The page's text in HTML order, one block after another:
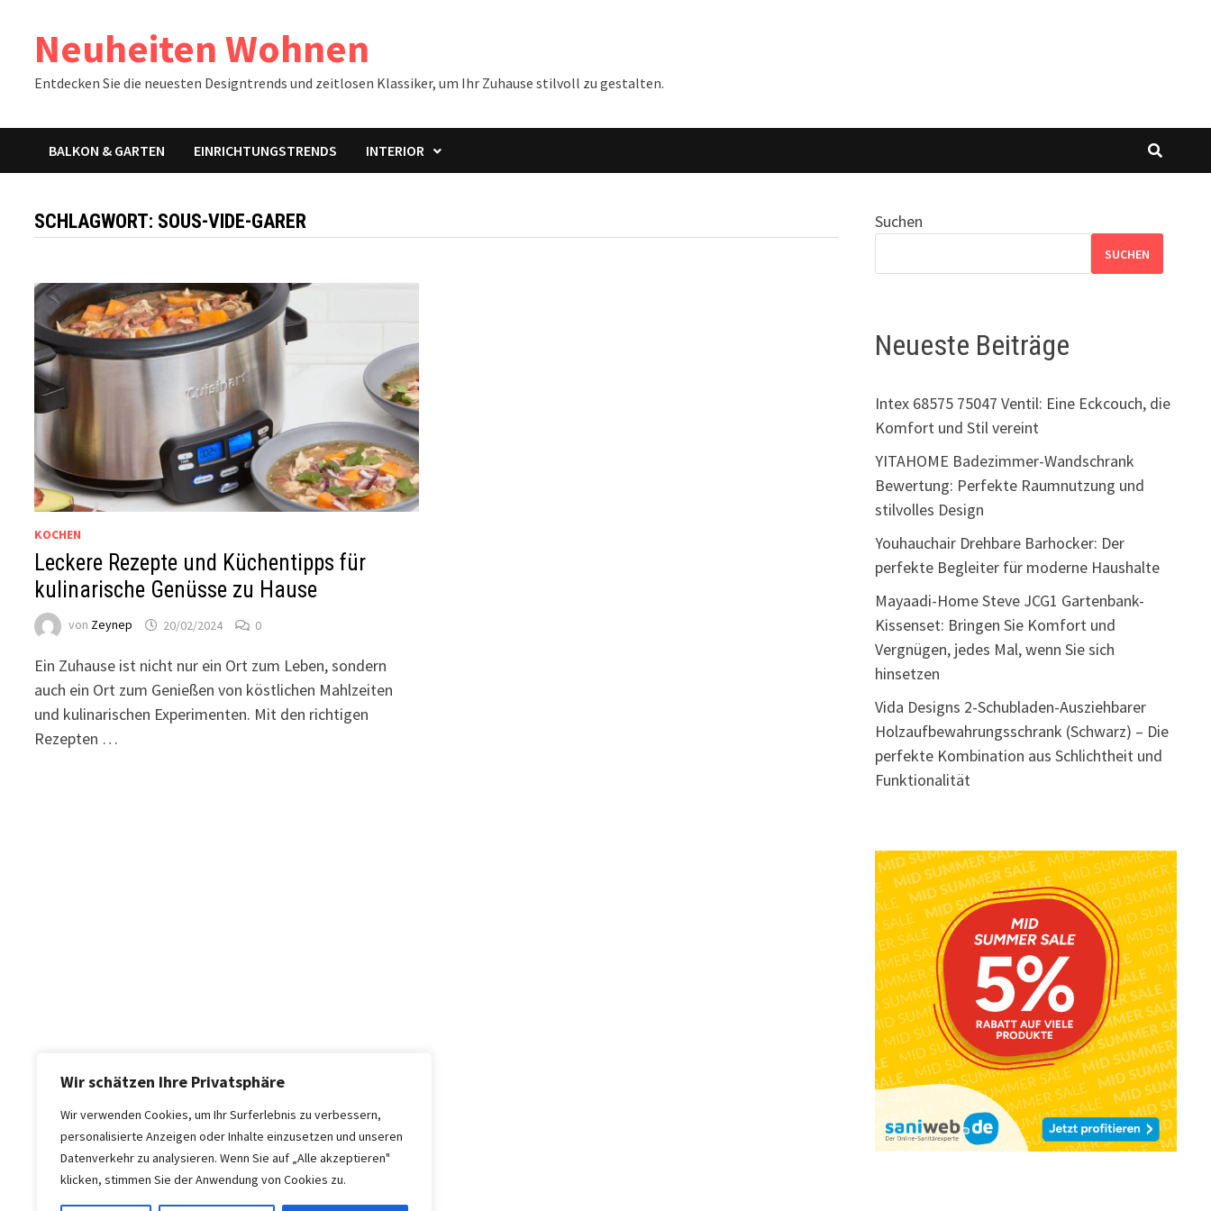
Wir schätzen Ihre Privatsphäre
Wir verwenden Cookies, um Ihr Surferlebnis zu verbessern,
personalisierte Anzeigen oder Inhalte einzusetzen und unseren
Datenverkehr zu analysieren. Wenn Sie auf „Alle akzeptieren"
klicken, stimmen Sie der Anwendung von Cookies zu.
Inhalt
springenNeuheiten Wohnen
Entdecken Sie die neuesten Designtrends und zeitlosen Klassiker, um Ihr Zuhause stilvoll zu gestalten.
BALKON & GARTEN EINRICHTUNGSTRENDS INTERIOR
SCHLAGWORT: SOUS-VIDE-GARER
KOCHEN
Leckere Rezepte und Küchentipps für
kulinarische Genüsse zu Hause
von Zeynep 20/02/2024 0
Ein Zuhause ist nicht nur ein Ort zum Leben, sondern
auch ein Ort zum Genießen von köstlichen Mahlzeiten
und kulinarischen Experimenten. Mit den richtigen
Rezepten …
Suchen
SUCHEN
Neueste Beiträge
Intex 68575 75047 Ventil: Eine Eckcouch, die
Komfort und Stil vereint
YITAHOME Badezimmer-Wandschrank
Bewertung: Perfekte Raumnutzung und
stilvolles Design
Youhauchair Drehbare Barhocker: Der
perfekte Begleiter für moderne Haushalte
Mayaadi-Home Steve JCG1 Gartenbank-
Kissenset: Bringen Sie Komfort und
Vergnügen, jedes Mal, wenn Sie sich
hinsetzen
Vida Designs 2-Schubladen-Ausziehbarer
Holzaufbewahrungsschrank (Schwarz) – Die
perfekte Kombination aus Schlichtheit und
Funktionalität